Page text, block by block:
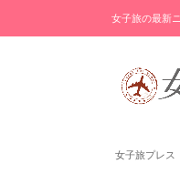
女子旅の最新
女子旅プレス